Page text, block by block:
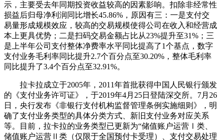
示，主要受去年同期投资收益较高的因素影响。扣除非经常性
损益后归母净利润同比增长45.86%，原因有三：一是支付交
易量形成规模效应，较高的交易规模使得公司在收入和经营成
本上更具优势；二是扫码交易金额占比从23%提升至31%；三
是上半年公司支付整体净费率水平同比提高了1个基点，数字
支付业务毛利率同比提升2.7个百分点至30.20%，整体毛利率
同比提升了3.4个百分点至32.91%。
拉卡拉成立于2005年，2011年首批获得中国人民银行颁发
的《支付业务许可证》，于2019年4月25日登陆深交所。7月26
日，央行发布《非银行支付机构监督管理条例实施细则》，明
确了支付业务类型的具体分类方式、新旧支付业务对应关系
等。目前，拉卡拉的业务类型已更新为“储值账户运营Ⅰ类、
储值账户运营Ⅱ类（仅限于全国预付卡受理）、支付交易处理